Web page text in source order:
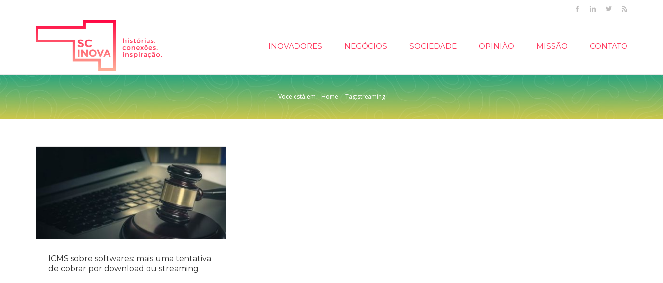
FacebookLinkedinTwitter
INOVADORES NEGÓCIOS SOCIEDADE OPINIÃO MISSÃO CONTATO
Voce está em : Home - Tag:streaming
ICMS sobre softwares: mais uma tentativa
de cobrar por download ou streaming